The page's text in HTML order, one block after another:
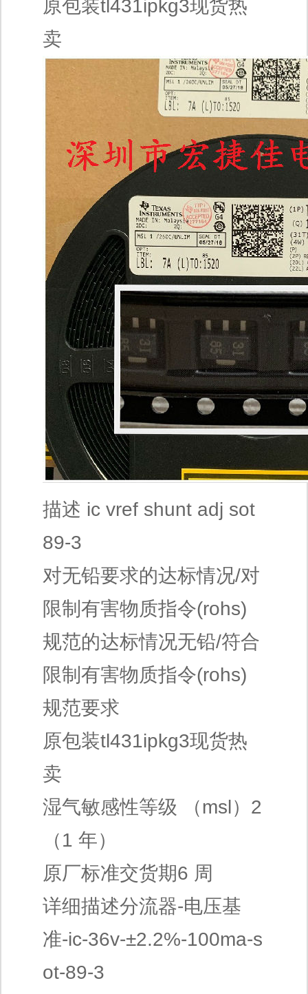
原包装tl431ipkg3现货热
卖
描述 ic vref shunt adj sot
89-3
对无铅要求的达标情况/对
限制有害物质指令(rohs)
规范的达标情况无铅/符合
限制有害物质指令(rohs)
规范要求
原包装tl431ipkg3现货热
卖
湿气敏感性等级 （msl）2
（1 年）
原厂标准交货期6 周
详细描述分流器-电压基
准-ic-36v-±2.2%-100ma-s
ot-89-3